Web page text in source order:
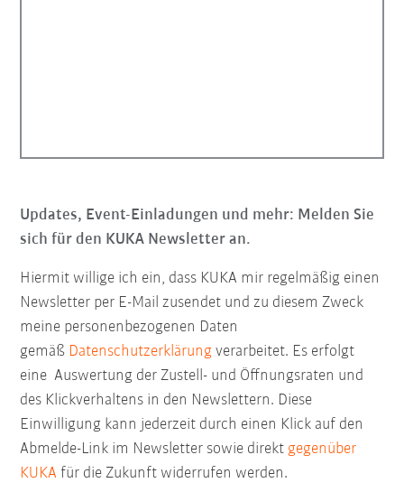
Updates, Event-Einladungen und mehr: Melden Sie
sich für den KUKA Newsletter an.
Hiermit willige ich ein, dass KUKA mir regelmäßig einen
Newsletter per E-Mail zusendet und zu diesem Zweck
meine personenbezogenen Daten
gemäß Datenschutzerklärung verarbeitet. Es erfolgt
eine Auswertung der Zustell- und Öffnungsraten und
des Klickverhaltens in den Newslettern. Diese
Einwilligung kann jederzeit durch einen Klick auf den
Abmelde-Link im Newsletter sowie direktgegenüber
KUKA für die Zukunft widerrufen werden.